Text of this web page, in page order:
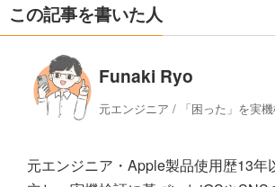
この記事を書いた人
Funaki Ryo
元エンジニア / 「困った」を実
元エンジニア・Apple製品使用歴13年